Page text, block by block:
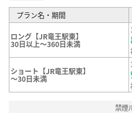
プラン名・期間
ロング【JR竜王駅東】
30日以上～360日未満
ショート【JR竜王駅東】
～30日未満
禁煙